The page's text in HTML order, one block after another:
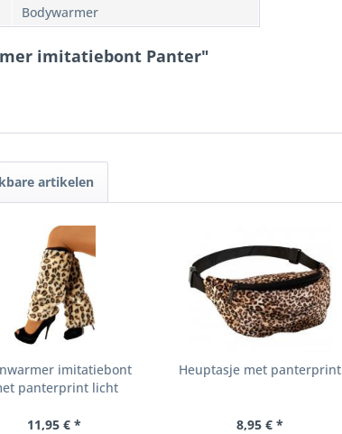
Bodywarmer
imitatiebont Panter"
artikelen
imitatiebont
panterprint licht
11,95 € *
Heuptasje met panterprint
8,95 € *